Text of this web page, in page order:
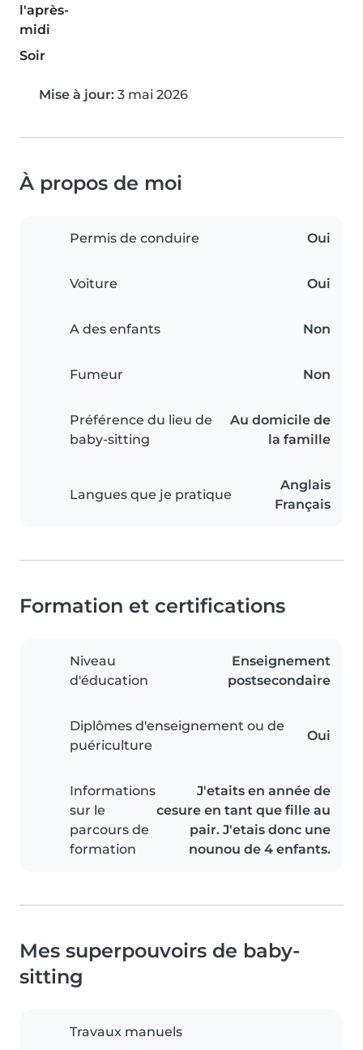
l'après-
midi
Soir
Mise à jour: 3 mai 2026
À propos de moi
Permis de conduire Oui
Voiture Oui
A des enfants Non
Fumeur Non
Préférence du lieu de
baby-sitting
Au domicile de
la famille
Langues que je pratique
Anglais
Français
Formation et certifications
Niveau
d'éducation
Enseignement
postsecondaire
Diplômes d'enseignement ou de
puériculture
Oui
Informations
sur le
parcours de
formation
J'etaits en année de
cesure en tant que fille au
pair. J'etais donc une
nounou de 4 enfants.
Mes superpouvoirs de baby-
sitting
Travaux manuels